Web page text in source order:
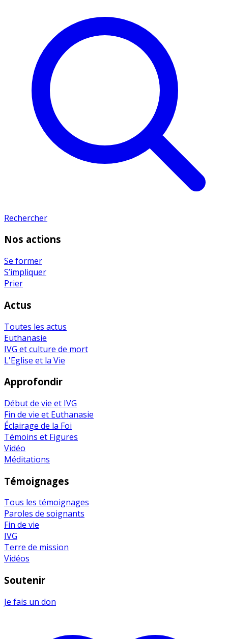
Rechercher
Nos actions
Se former
S’impliquer
Prier
Actus
Toutes les actus
Euthanasie
IVG et culture de mort
L'Eglise et la Vie
Approfondir
Début de vie et IVG
Fin de vie et Euthanasie
Éclairage de la Foi
Témoins et Figures
Vidéo
Méditations
Témoignages
Tous les témoignages
Paroles de soignants
Fin de vie
IVG
Terre de mission
Vidéos
Soutenir
Je fais un don